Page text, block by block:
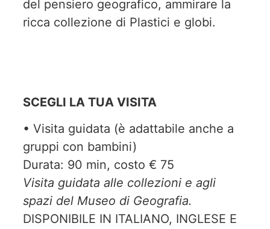
del pensiero geografico, ammirare la
ricca collezione di Plastici e globi.
SCEGLI LA TUA VISITA
• Visita guidata (è adattabile anche a
gruppi con bambini)
Durata: 90 min, costo € 75
Visita guidata alle collezioni e agli
spazi del Museo di Geografia.
DISPONIBILE IN ITALIANO, INGLESE E